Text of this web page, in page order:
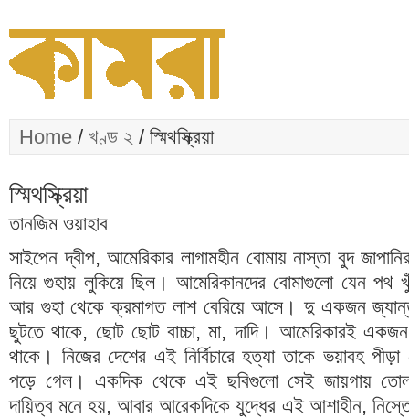
Home / খণ্ড ২ / স্মিথস্ক্রিয়া
স্মিথস্ক্রিয়া
তানজিম ওয়াহাব
সাইপেন দ্বীপ, আমেরিকার লাগামহীন বোমায় নাস্তা বুদ
নিয়ে গুহায় লুকিয়ে ছিল। আমেরিকানদের বোমাগুলো যেন পথ
আর গুহা থেকে ক্রমাগত লাশ বেরিয়ে আসে। দু একজন
ছুটতে থাকে, ছোট ছোট বাচ্চা, মা, দাদি। আমেরিকারই
থাকে। নিজের দেশের এই নির্বিচারে হত্যা তাকে ভয়াবহ
পড়ে গেল। একদিক থেকে এই ছবিগুলো সেই জায়গায়
দায়িত্ব মনে হয়, আবার আরেকদিকে যুদ্ধের এই আশাহীন,